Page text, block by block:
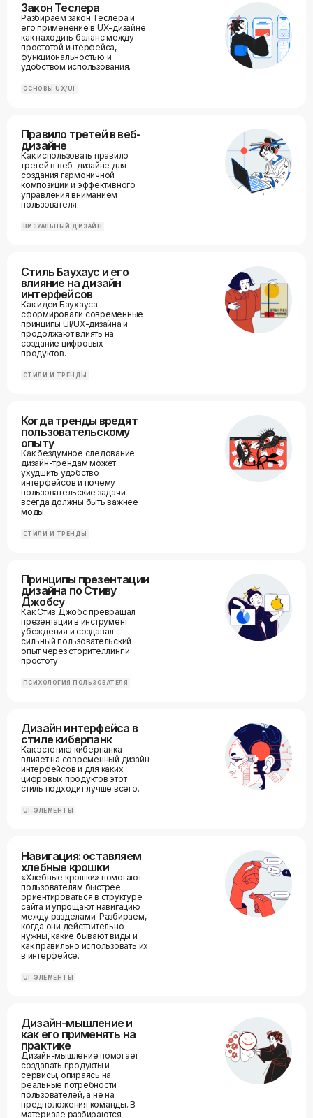
Закон Теслера
Разбираем закон Теслера и
его применение в UX-дизайне:
как находить баланс между
простотой интерфейса,
функциональностью и
удобством использования.
ОСНОВЫ UX/UI
Правило третей в веб-
дизайне
Как использовать правило
третей в веб-дизайне для
создания гармоничной
композиции и эффективного
управления вниманием
пользователя.
ВИЗУАЛЬНЫЙ ДИЗАЙН
Стиль Баухаус и его
влияние на дизайн
интерфейсов
Как идеи Баухауса
сформировали современные
принципы UI/UX-дизайна и
продолжают влиять на
создание цифровых
продуктов.
СТИЛИ И ТРЕНДЫ
Когда тренды вредят
пользовательскому
опыту
Как бездумное следование
дизайн-трендам может
ухудшить удобство
интерфейсов и почему
пользовательские задачи
всегда должны быть важнее
моды.
СТИЛИ И ТРЕНДЫ
Принципы презентации
дизайна по Стиву
Джобсу
Как Стив Джобс превращал
презентации в инструмент
убеждения и создавал
сильный пользовательский
опыт через сторителлинг и
простоту.
ПСИХОЛОГИЯ ПОЛЬЗОВАТЕЛЯ
Дизайн интерфейса в
стиле киберпанк
Как эстетика киберпанка
влияет на современный дизайн
интерфейсов и для каких
цифровых продуктов этот
стиль подходит лучше всего.
UI-ЭЛЕМЕНТЫ
Навигация: оставляем
хлебные крошки
«Хлебные крошки» помогают
пользователям быстрее
ориентироваться в структуре
сайта и упрощают навигацию
между разделами. Разбираем,
когда они действительно
нужны, какие бывают виды и
как правильно использовать их
в интерфейсе.
UI-ЭЛЕМЕНТЫ
Дизайн-мышление и
как его применять на
практике
Дизайн-мышление помогает
создавать продукты и
сервисы, опираясь на
реальные потребности
пользователей, а не на
предположения команды. В
материале разбираются